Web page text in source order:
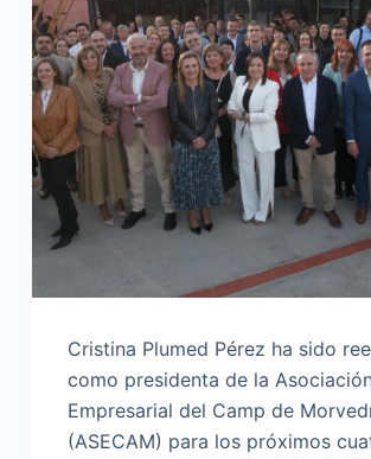
Cristina Plumed Pérez ha sido
como presidenta de la
Empresarial del Camp de
(ASECAM) para los próximos